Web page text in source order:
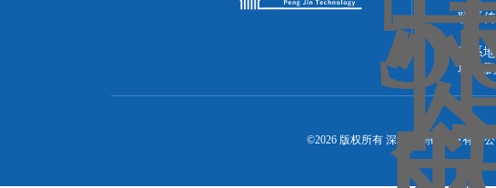
联系传
联系
圳市
©2026 版权所有 深圳市鹏锦科技有限